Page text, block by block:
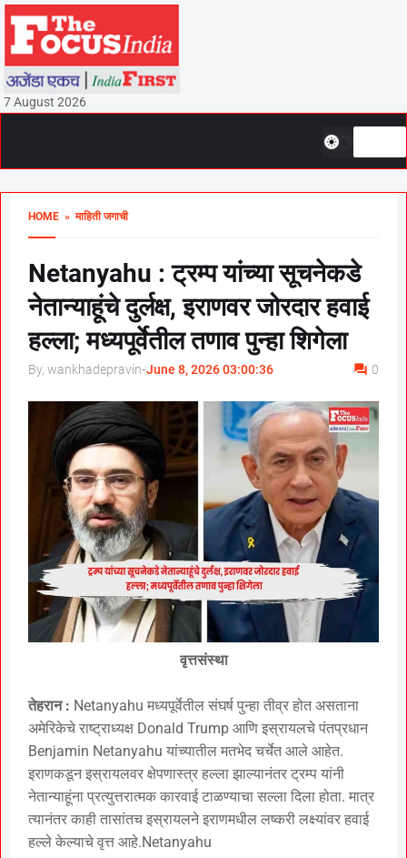
7 August 2026
HOME » माहिती जगाची
Netanyahu : ट्रम्प यांच्या सूचनेकडे
नेतान्याहूंचे दुर्लक्ष, इराणवर जोरदार हवाई
हल्ला; मध्यपूर्वेतील तणाव पुन्हा शिगेला
By, wankhadepravin-June 8, 2026 03:00:36 0
वृत्तसंस्था
तेहरान : Netanyahu मध्यपूर्वेतील संघर्ष पुन्हा तीव्र होत असताना
अमेरिकेचे राष्ट्राध्यक्ष Donald Trump आणि इस्रायलचे पंतप्रधान
Benjamin Netanyahu यांच्यातील मतभेद चर्चेत आले आहेत.
इराणकडून इस्रायलवर क्षेपणास्त्र हल्ला झाल्यानंतर ट्रम्प यांनी
नेतान्याहूंना प्रत्युत्तरात्मक कारवाई टाळण्याचा सल्ला दिला होता. मात्र
त्यानंतर काही तासांतच इस्रायलने इराणमधील लष्करी लक्ष्यांवर हवाई
हल्ले केल्याचे वृत्त आहे.Netanyahu